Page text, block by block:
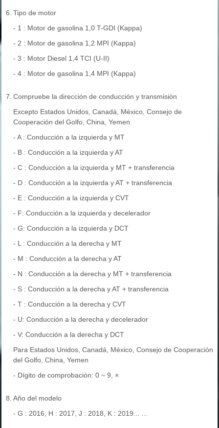
6. Tipo de motor
- 1 : Motor de gasolina 1,0 T-GDI (Kappa)
- 2 : Motor de gasolina 1,2 MPI (Kappa)
- 3 : Motor Diesel 1,4 TCI (U-II)
- 4 : Motor de gasolina 1,4 MPI (Kappa)
7. Compruebe la dirección de conducción y transmisión
Excepto Estados Unidos, Canadá, México, Consejo de
Cooperación del Golfo, China, Yemen
- A : Conducción a la izquierda y MT
- B : Conducción a la izquierda y AT
- C : Conducción a la izquierda y MT + transferencia
- D : Conducción a la izquierda y AT + transferencia
- E : Conducción a la izquierda y CVT
- F: Conducción a la izquierda y decelerador
- G: Conducción a la izquierda y DCT
- L : Conducción a la derecha y MT
- M : Conducción a la derecha y AT
- N : Conducción a la derecha y MT + transferencia
- S : Conducción a la derecha y AT + transferencia
- T : Conducción a la derecha y CVT
- U: Conducción a la derecha y decelerador
- V: Conducción a la derecha y DCT
Para Estados Unidos, Canadá, México, Consejo de Cooperación
del Golfo, China, Yemen
- Dígito de comprobación: 0 ~ 9, ×
8. Año del modelo
- G : 2016, H : 2017, J : 2018, K : 2019... …